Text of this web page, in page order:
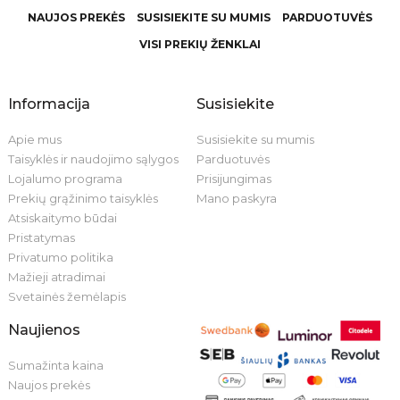
NAUJOS PREKĖS SUSISIEKITE SU MUMIS PARDUOTUVĖS
VISI PREKIŲ ŽENKLAI
Informacija
Apie mus
Taisyklės ir naudojimo sąlygos
Lojalumo programa
Prekių grąžinimo taisyklės
Atsiskaitymo būdai
Pristatymas
Privatumo politika
Mažieji atradimai
Svetainės žemėlapis
Susisiekite
Susisiekite su mumis
Parduotuvės
Prisijungimas
Mano paskyra
Naujienos
Sumažinta kaina
Naujos prekės